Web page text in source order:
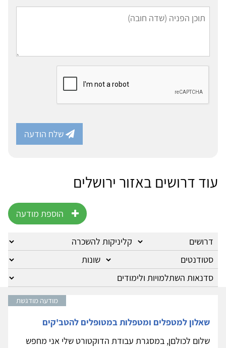
שלח הודעה
עוד דרושים באזור ירושלים
הוספת מודעה
מודעה מודגשת
שאלון למטפלים ומטפלות במטופלים להטב'קים
שלום לכולםן, במסגרת עבודת הדוקטורט שלי אני מחפש